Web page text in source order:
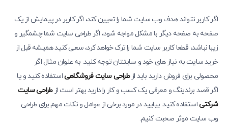
اگر کاربر نتواند هدف وب سایت شما را تعیین کند، اگر کاربر در پیمایش از یک
صفحه به صفحه دیگر با مشکل مواجه شود، اگر طراحی سایت شما چشمگیر و
زیبا نباشد، قطعا کاربر سایت شما را ترک خواهد کرد، سعی کنید همیشه قبل از
خرید سایت به نیاز های خود و سایتتان توجه کنید. به عنوان مثال اگر
محصولی برای فروش دارید باید ازطراحی سایت فروشگاهیاستفاده کنید و یا
اگر قصد برندینگ و معرفی یک کسب و کار را دارید بهتر است ازطراحی سایت
شرکتیاستفاده کنید. بیایید در مورد برخی از عوامل و نکات مهم برای طراحی
وب سایت موثر صحبت کنیم.